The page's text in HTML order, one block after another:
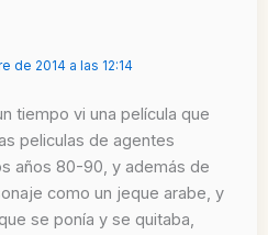
de 2014 a las 12:14
tiempo vi una película que
peliculas de agentes
años 80-90, y además de
como un jeque arabe, y
se ponía y se quitaba,